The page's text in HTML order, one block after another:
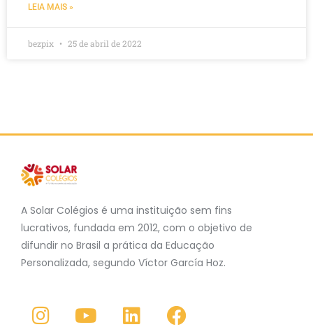
LEIA MAIS »
bezpix 25 de abril de 2022
A Solar Colégios é uma instituição sem fins
lucrativos, fundada em 2012, com o objetivo de
difundir no Brasil a prática da Educação
Personalizada, segundo Víctor García Hoz.